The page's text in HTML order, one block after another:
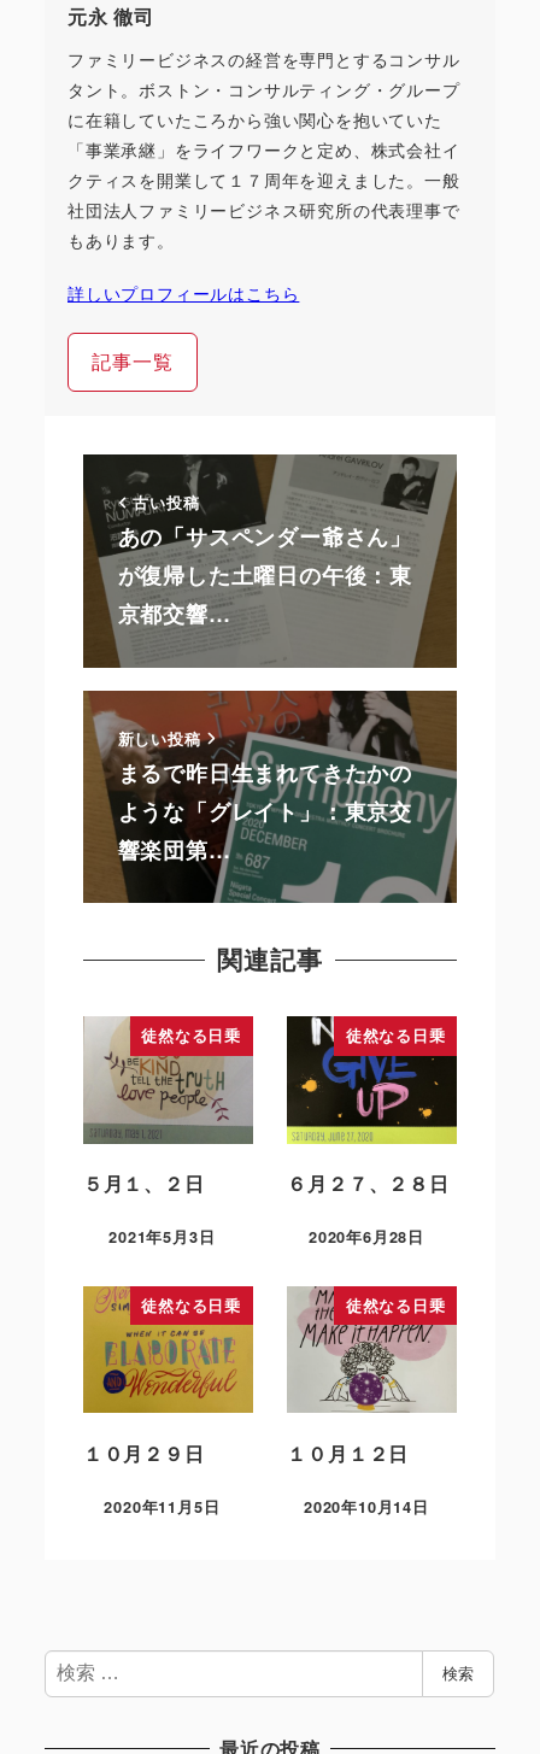
元永 徹司
ファミリービジネスの経営を専門とするコンサル
タント。ボストン・コンサルティング・グループ
に在籍していたころから強い関心を抱いていた
「事業承継」をライフワークと定め、株式会社イ
クティスを開業して１７周年を迎えました。一般
社団法人ファミリービジネス研究所の代表理事で
もあります。
詳しいプロフィールはこちら
記事一覧
古い投稿
あの「サスペンダー爺さん」
が復帰した土曜日の午後：東
京都交響…
新しい投稿
まるで昨日生まれてきたかの
ような「グレイト」：東京交
響楽団第…
関連記事
徒然なる日乗
５月１、２日
2021年5月3日
徒然なる日乗
６月２７、２８日
2020年6月28日
徒然なる日乗
１０月２９日
2020年11月5日
徒然なる日乗
１０月１２日
2020年10月14日
検
索
検索
最近の投稿